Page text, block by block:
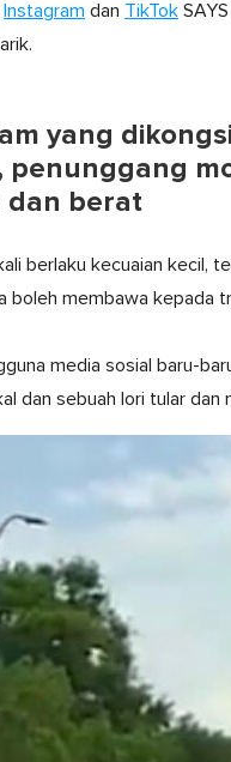
Instagram dan TikTok
yang
dan berat
berlaku kecuaian kecil,
boleh membawa kepada
media sosial baru-
dan sebuah lori tular dan